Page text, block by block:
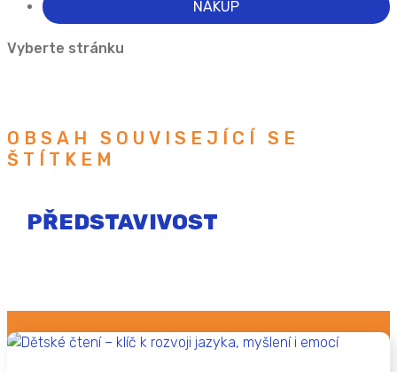
NÁKUP
Vyberte stránku
OBSAH SOUVISEJÍCÍ SE
ŠTÍTKEM
PŘEDSTAVIVOST